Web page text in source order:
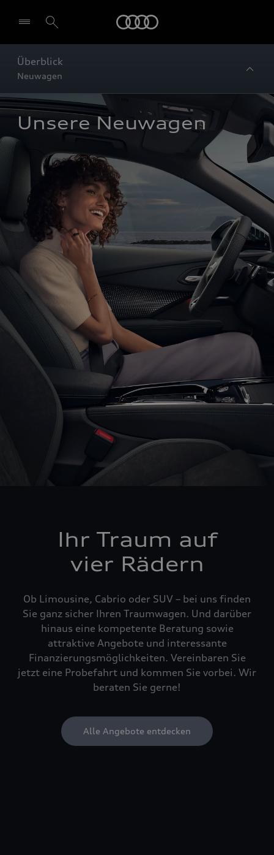
Überblick
Neuwagen
Unsere Neuwagen
Ihr Traum auf
vier Rädern
Ob Limousine, Cabrio oder SUV – bei uns finden
Sie ganz sicher Ihren Traumwagen. Und darüber
hinaus eine kompetente Beratung sowie
attraktive Angebote und interessante
Finanzierungsmöglichkeiten. Vereinbaren Sie
jetzt eine Probefahrt und kommen Sie vorbei. Wir
beraten Sie gerne!
Alle Angebote entdecken